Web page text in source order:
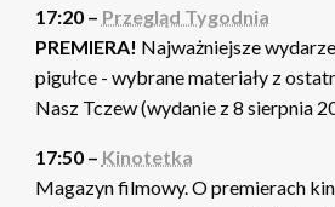
17:20 – Przegląd Tygodnia
PREMIERA! Najważniejsze
pigułce - wybrane materiały z
Nasz Tczew (wydanie z 8 sierpnia
17:50 – Kinotetka
Magazyn filmowy. O premierach